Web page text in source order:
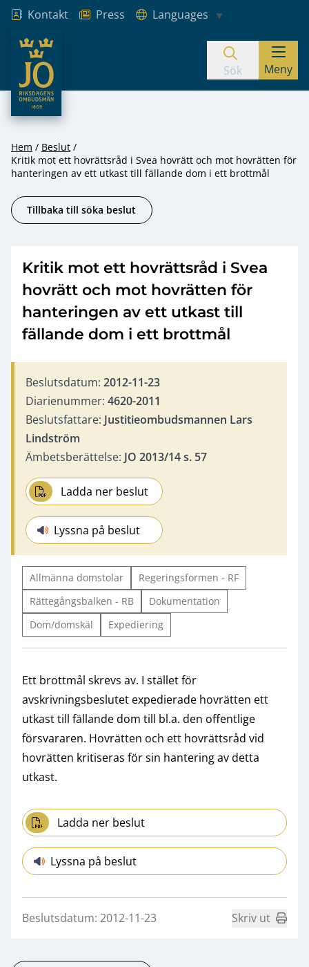
Hoppa till innehåll
Kontakt Press
Languages
JO – Riksdagens Ombudsmän
Sök Meny
Hem
Beslut
Kritik mot ett hovrättsråd i Svea hovrätt och mot hovrätten för
hanteringen av ett utkast till fällande dom i ett brottmål
Tillbaka till söka beslut
Kritik mot ett hovrättsråd i Svea
hovrätt och mot hovrätten för
hanteringen av ett utkast till
fällande dom i ett brottmål
Beslutsdatum: 2012-11-23
Diarienummer: 4620-2011
Beslutsfattare: Justitieombudsmannen Lars
Lindström
Ämbetsberättelse: JO 2013/14 s. 57
Ladda ner beslut
Lyssna på beslut
Allmänna domstolar
Regeringsformen - RF
Rättegångsbalken - RB
Dokumentation
Dom/domskäl
Expediering
Ett brottmål skrevs av. I stället för
avskrivningsbeslutet expedierade hovrätten ett
utkast till fällande dom till bl.a. den offentlige
försvararen. Hovrätten och ett hovrättsråd vid
hovrätten kritiseras för sin hantering av detta
utkast.
Ladda ner beslut
Lyssna på beslut
Beslutsdatum: 2012-11-23 Skriv ut